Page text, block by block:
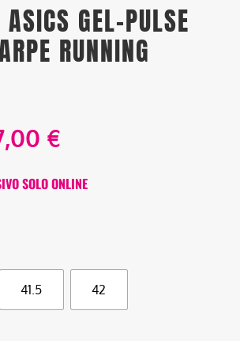
GEL-PULSE
RUNNING
€
SOLO ONLINE
41.5 42